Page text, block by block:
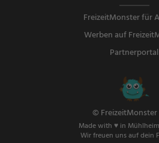
FreizeitMonster für
Werben auf
Partnerportal
© FreizeitMonster
Made with ♥ in
Wir freuen uns auf dein